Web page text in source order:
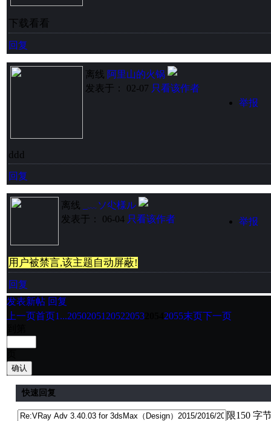
下载看看
回复
离线 阿里山的火锅
发表于： 02-07 只看该作者
举报
ddd
回复
离线
_﹏ソ尐様ル
发表于： 06-04 只看该作者 举报
用户被禁言,该主题自动屏蔽!
回复
发表新帖 回复
上一页首页1...20502051 20522053 2055末页下一页
确认
快速回复
限150 字